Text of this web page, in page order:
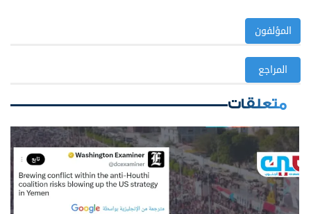
المؤلفون
المراجع
متعلقات